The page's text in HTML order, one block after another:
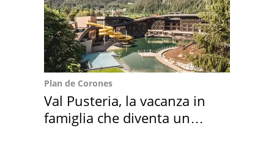
Plan de Corones
Val Pusteria, la vacanza in
famiglia che diventa un